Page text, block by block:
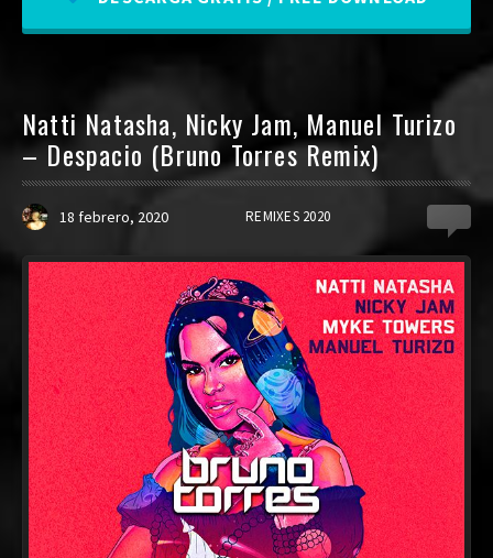
Natti Natasha, Nicky Jam, Manuel Turizo
– Despacio (Bruno Torres Remix)
18 febrero, 2020 REMIXES 2020